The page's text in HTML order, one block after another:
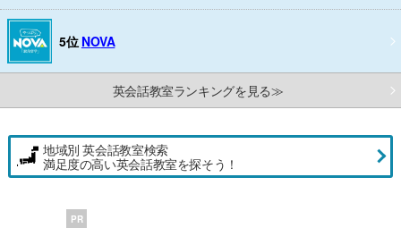
5位 NOVA
英会話教室ランキングを見る≫
地域別 英会話教室検索
満足度の高い英会話教室を探そう！
PR